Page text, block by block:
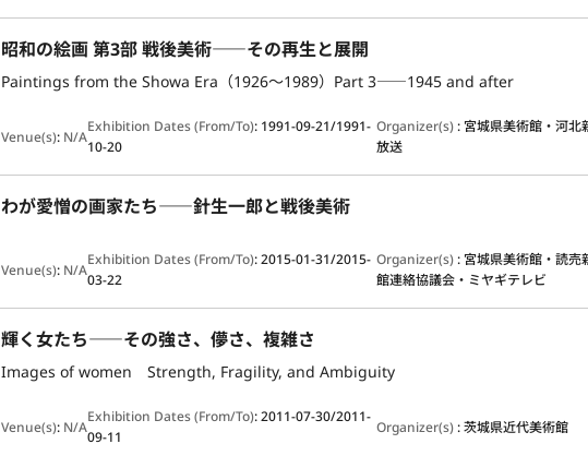
昭和の絵画 第3部 戦後美術――その再生と展開
Paintings from the Showa Era（1926～1989）Part 3――1945 and after
Venue(s): N/A
Exhibition Dates (From/To): 1991-09-21/1991-
10-20
Organizer(s): 宮城県美術館・河北
放送
わが愛憎の画家たち――針生一郎と戦後美術
Venue(s): N/A
Exhibition Dates (From/To):2015-01-31/2015-
03-22
Organizer(s): 宮城県美術館・読売
館連絡協議会・ミヤギテレビ
輝く女たち――その強さ、儚さ、複雑さ
Images of women Strength, Fragility, and Ambiguity
Venue(s): N/A
Exhibition Dates (From/To):2011-07-30/2011-
09-11
Organizer(s):茨城県近代美術館